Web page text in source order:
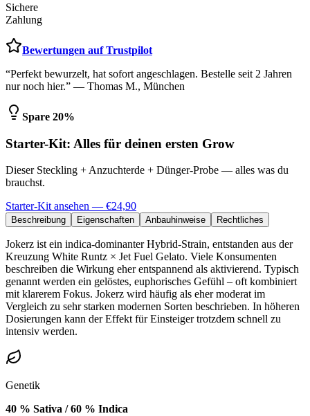
Sichere
Zahlung
Bewertungen auf Trustpilot
“Perfekt bewurzelt, hat sofort angeschlagen. Bestelle seit 2 Jahren
nur noch hier.” — Thomas M., München
Spare 20%
Starter-Kit: Alles für deinen ersten Grow
Dieser Steckling + Anzuchterde + Dünger-Probe — alles was du
brauchst.
Starter-Kit ansehen — €24,90
Beschreibung Eigenschaften Anbauhinweise Rechtliches
Jokerz ist ein indica-dominanter Hybrid-Strain, entstanden aus der
Kreuzung White Runtz × Jet Fuel Gelato. Viele Konsumenten
beschreiben die Wirkung eher entspannend als aktivierend. Typisch
genannt werden ein gelöstes, euphorisches Gefühl – oft kombiniert
mit klarerem Fokus. Jokerz wird häufig als eher moderat im
Vergleich zu sehr starken modernen Sorten beschrieben. In höheren
Dosierungen kann der Effekt für Einsteiger trotzdem schnell zu
intensiv werden.
Genetik
40 % Sativa / 60 % Indica